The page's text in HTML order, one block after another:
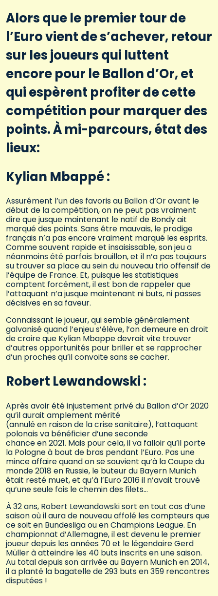
Alors que le premier tour de
l’Euro vient de s’achever, retour
sur les joueurs qui luttent
encore pour le Ballon d’Or, et
qui espèrent profiter de cette
compétition pour marquer des
points. À mi-parcours, état des
lieux:
Kylian Mbappé :
Assurément l’un des favoris au Ballon d’Or avant le
début de la compétition, on ne peut pas vraiment
dire que jusque maintenant le natif de Bondy ait
marqué des points. Sans être mauvais, le prodige
français n’a pas encore vraiment marqué les esprits.
Comme souvent rapide et insaisissable, son jeu a
néanmoins été parfois brouillon, et il n’a pas toujours
su trouver sa place au sein du nouveau trio offensif de
l’équipe de France. Et, puisque les statistiques
comptent forcément, il est bon de rappeler que
l’attaquant n’a jusque maintenant ni buts, ni passes
décisives en sa faveur.
Connaissant le joueur, qui semble généralement
galvanisé quand l’enjeu s’élève, l’on demeure en droit
de croire que Kylian Mbappe devrait vite trouver
d’autres opportunités pour briller et se rapprocher
d’un proches qu’il convoite sans se cacher.
Robert Lewandowski :
Après avoir été injustement privé du Ballon d’Or 2020
qu’il aurait amplement mérité
(annulé en raison de la crise sanitaire), l’attaquant
polonais va bénéficier d’une seconde
chance en 2021. Mais pour cela, il va falloir qu’il porte
la Pologne à bout de bras pendant l’Euro. Pas une
mince affaire quand on se souvient qu’à la Coupe du
monde 2018 en Russie, le buteur du Bayern Munich
était resté muet, et qu’à l’Euro 2016 il n’avait trouvé
qu’une seule fois le chemin des filets…
À 32 ans, Robert Lewandowski sort en tout cas d’une
saison où il aura de nouveau affolé les compteurs que
ce soit en Bundesliga ou en Champions League. En
championnat d’Allemagne, il est devenu le premier
joueur depuis les années 70 et le légendaire Gerd
Müller à atteindre les 40 buts inscrits en une saison.
Au total depuis son arrivée au Bayern Munich en 2014,
il a planté la bagatelle de 293 buts en 359 rencontres
disputées !